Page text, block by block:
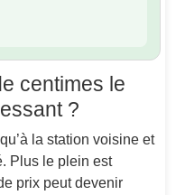
centimes le
?
la station voisine et
Plus le plein est
prix peut devenir